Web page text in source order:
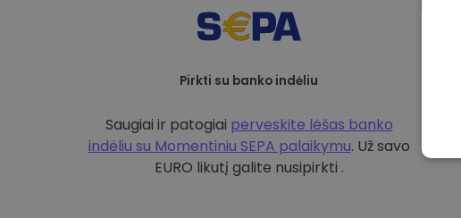
Pirkti su banko indėliu
Saugiai ir patogiai perveskite lėšas banko
indėliu su Momentiniu SEPA palaikymu. Už savo
EURO likutį galite nusipirkti .